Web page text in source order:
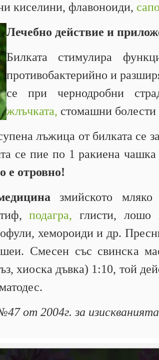
киселини, флавоноиди,
Лечебно действие и
Билката стимулира
противобактерийно и
се при чернодробни
жлъчката, стомашни болести
лъжица от билката се
се пие по 1 ракиена
е отровно!
змийското
тиф,подагра, глисти, лошо
хемороиди и др.
Смесен със свинска
хиоска дъвка) 1:10, той
от 2004г. за